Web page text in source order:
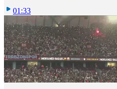
01:33